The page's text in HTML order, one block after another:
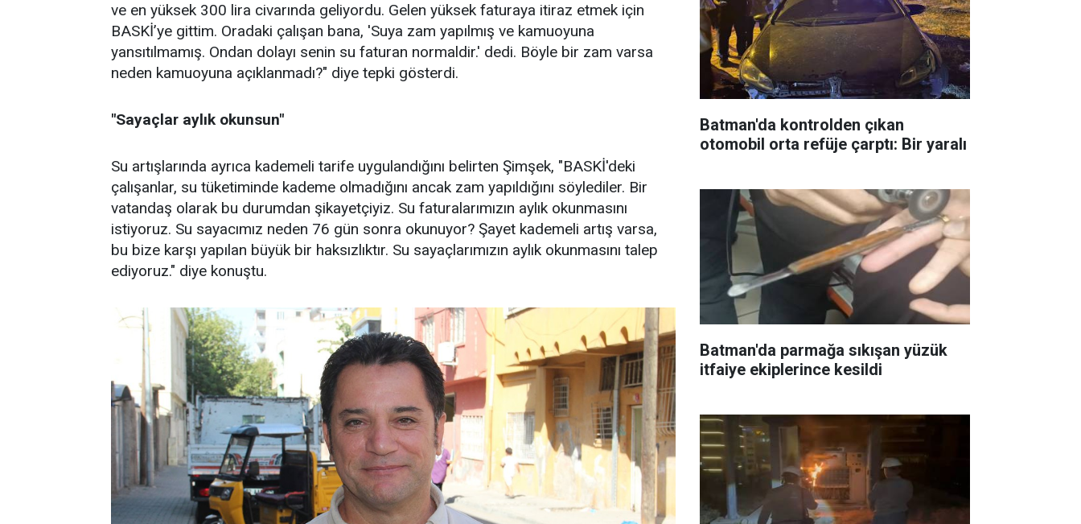
ve en yüksek 300 lira civarında geliyordu. Gelen yüksek faturaya itiraz etmek için
BASKİ’ye gittim. Oradaki çalışan bana, 'Suya zam yapılmış ve kamuoyuna
yansıtılmamış. Ondan dolayı senin su faturan normaldir.' dedi. Böyle bir zam varsa
neden kamuoyuna açıklanmadı?" diye tepki gösterdi.
"Sayaçlar aylık okunsun"
Su artışlarında ayrıca kademeli tarife uygulandığını belirten Şimşek, "BASKİ'deki
çalışanlar, su tüketiminde kademe olmadığını ancak zam yapıldığını söylediler. Bir
vatandaş olarak bu durumdan şikayetçiyiz. Su faturalarımızın aylık okunmasını
istiyoruz. Su sayacımız neden 76 gün sonra okunuyor? Şayet kademeli artış varsa,
bu bize karşı yapılan büyük bir haksızlıktır. Su sayaçlarımızın aylık okunmasını talep
ediyoruz." diye konuştu.
Batman'da kontrolden çıkan
otomobil orta refüje çarptı: Bir yaralı
Batman'da parmağa sıkışan yüzük
itfaiye ekiplerince kesildi